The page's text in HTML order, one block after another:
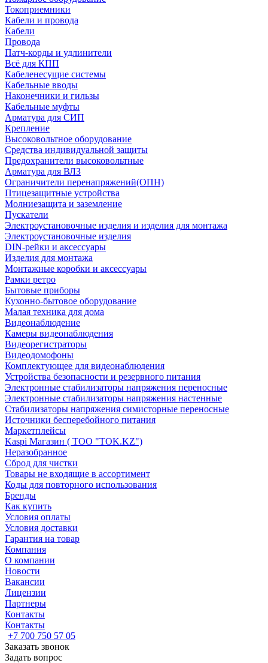
Токоприемники
Кабели и провода
Кабели
Провода
Патч-корды и удлинители
Всё для КПП
Кабеленесущие системы
Кабельные вводы
Наконечники и гильзы
Кабельные муфты
Арматура для СИП
Крепление
Высоковольтное оборудование
Средства индивидуальной защиты
Предохранители высоковольтные
Арматура для ВЛЗ
Ограничители перенапряжений(ОПН)
Птицезащитные устройства
Молниезащита и заземление
Пускатели
Электроустановочные изделия и изделия для монтажа
Электроустановочные изделия
DIN-рейки и аксессуары
Изделия для монтажа
Монтажные коробки и аксессуары
Рамки ретро
Бытовые приборы
Кухонно-бытовое оборудование
Малая техника для дома
Видеонаблюдение
Камеры видеонаблюдения
Видеорегистраторы
Видеодомофоны
Комплектующее для видеонаблюдения
Устройства безопасности и резервного питания
Электронные стабилизаторы напряжения переносные
Электронные стабилизаторы напряжения настенные
Стабилизаторы напряжения симисторные переносные
Источники бесперебойного питания
Маркетплейсы
Kaspi Магазин ( ТОО "TOK.KZ")
Неразобранное
Сброд для чистки
Товары не входящие в ассортимент
Коды для повторного использования
Бренды
Как купить
Условия оплаты
Условия доставки
Гарантия на товар
Компания
О компании
Новости
Вакансии
Лицензии
Партнеры
Контакты
Контакты
+7 700 750 57 05
Заказать звонок
Задать вопрос